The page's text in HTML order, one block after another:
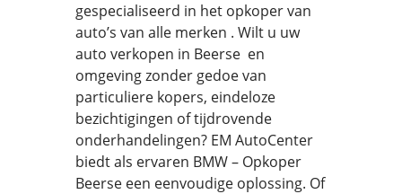
gespecialiseerd in het opkoper van
auto’s van alle merken . Wilt u uw
auto verkopen in Beerse en
omgeving zonder gedoe van
particuliere kopers, eindeloze
bezichtigingen of tijdrovende
onderhandelingen? EM AutoCenter
biedt als ervaren BMW – Opkoper
Beerse een eenvoudige oplossing. Of